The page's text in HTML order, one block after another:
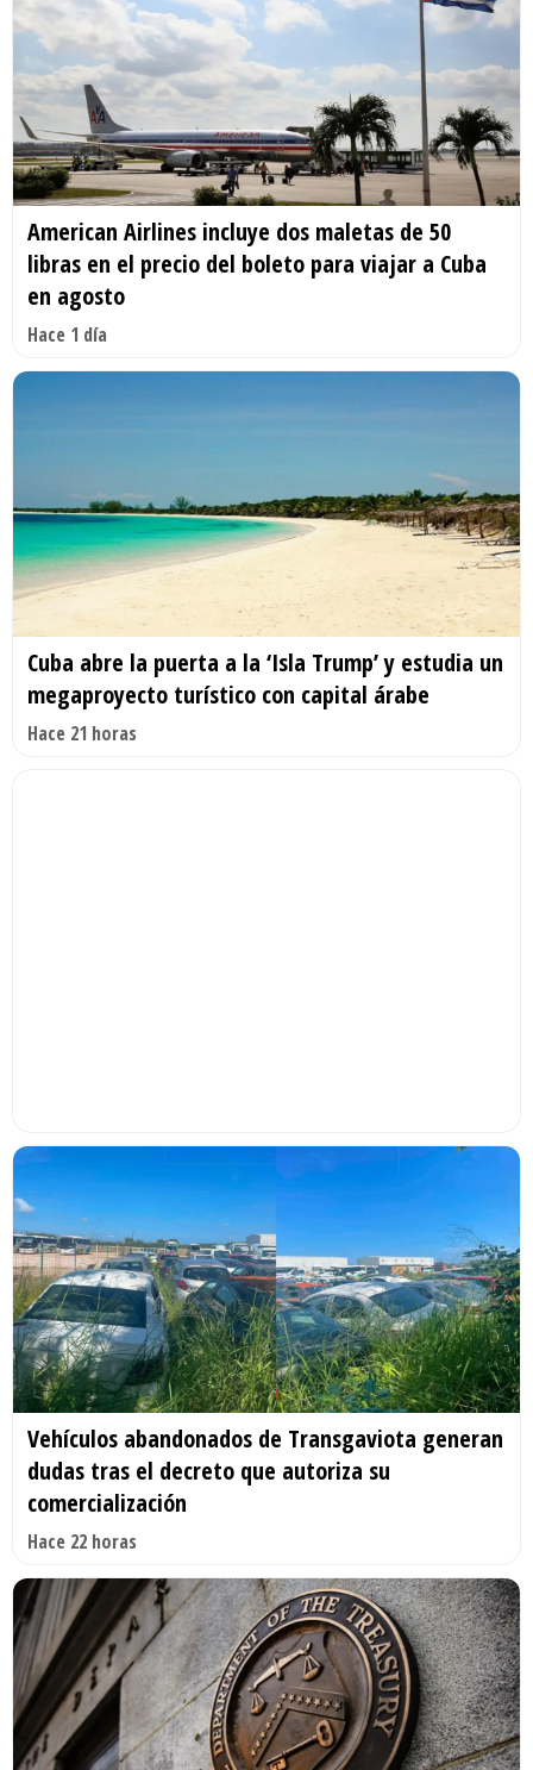
American Airlines incluye dos maletas de 50
libras en el precio del boleto para viajar a Cuba
en agosto
Hace 1 día
Cuba abre la puerta a la ‘Isla Trump’ y estudia un
megaproyecto turístico con capital árabe
Hace 21 horas
Vehículos abandonados de Transgaviota generan
dudas tras el decreto que autoriza su
comercialización
Hace 22 horas